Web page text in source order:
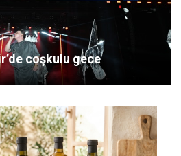
coşkulu gece